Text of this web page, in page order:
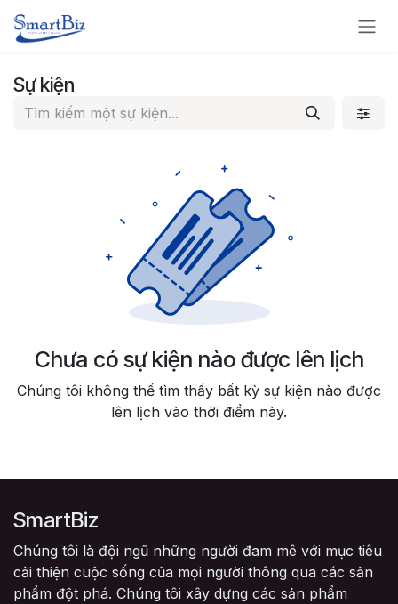
Bỏ qua để đến Nội dung
Sự kiện
Chưa có sự kiện nào được lên lịch
Chúng tôi không thể tìm thấy bất kỳ sự kiện nào được
lên lịch vào thời điểm này.
SmartBiz
Chúng tôi là đội ngũ những người đam mê với mục tiêu
cải thiện cuộc sống của mọi người thông qua các sản
phẩm đột phá. Chúng tôi xây dựng các sản phẩm